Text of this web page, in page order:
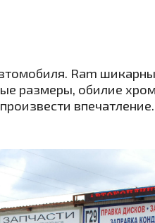
Ram
размеры, обилие
впечатление.